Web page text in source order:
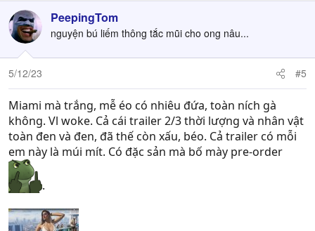
PeepingTom
nguyện bú liếm thông tắc mũi cho ong nâu...
5/12/23 #5
Miami mà trắng, mễ éo có nhiêu đứa, toàn ních gà
không. Vl woke. Cả cái trailer 2/3 thời lượng và nhân vật
toàn đen và đen, đã thế còn xấu, béo. Cả trailer có mỗi
em này là múi mít. Có đặc sản mà bố mày pre-order
.